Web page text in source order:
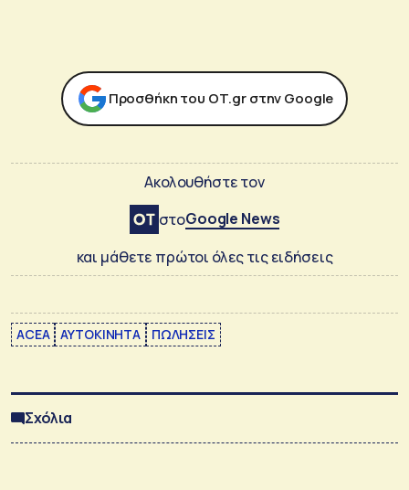
Προσθήκη του ΟΤ.gr στην Google
Ακολουθήστε τον
στοGoogle News
και μάθετε πρώτοι όλες τις ειδήσεις
ACEA ΑΥΤΟΚΙΝΗΤΑ ΠΩΛΗΣΕΙΣ
Σχόλια